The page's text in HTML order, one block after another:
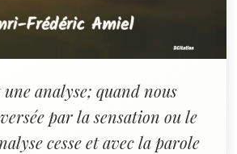
une analyse; quand nous
par la sensation ou le
cesse et avec la parole